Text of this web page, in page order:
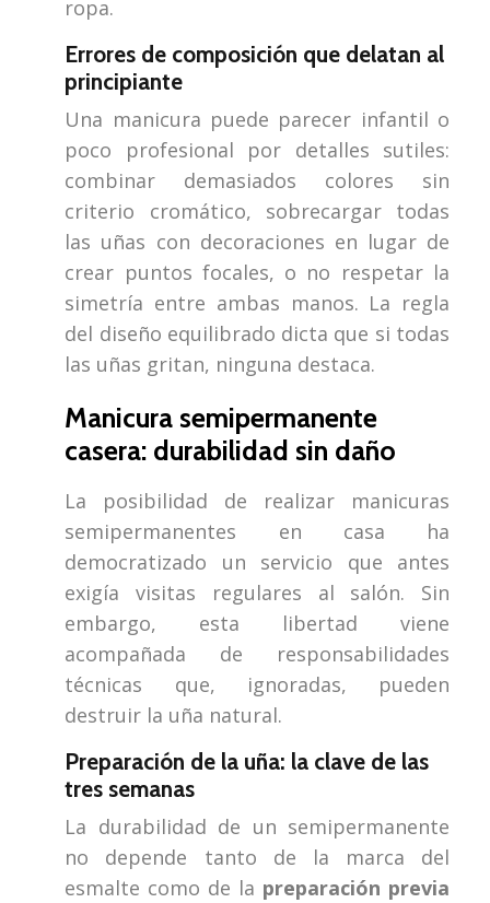
ropa.
Errores de composición que delatan al
principiante
Una manicura puede parecer infantil o
poco profesional por detalles sutiles:
combinar demasiados colores sin
criterio cromático, sobrecargar todas
las uñas con decoraciones en lugar de
crear puntos focales, o no respetar la
simetría entre ambas manos. La regla
del diseño equilibrado dicta que si todas
las uñas gritan, ninguna destaca.
Manicura semipermanente
casera: durabilidad sin daño
La posibilidad de realizar manicuras
semipermanentes en casa ha
democratizado un servicio que antes
exigía visitas regulares al salón. Sin
embargo, esta libertad viene
acompañada de responsabilidades
técnicas que, ignoradas, pueden
destruir la uña natural.
Preparación de la uña: la clave de las
tres semanas
La durabilidad de un semipermanente
no depende tanto de la marca del
esmalte como de la preparación previa